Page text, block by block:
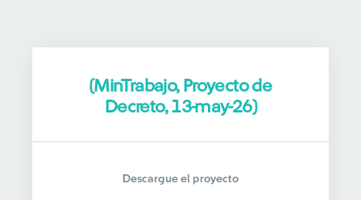
(MinTrabajo, Proyecto de
Decreto, 13-may-26)
Descargue el proyecto